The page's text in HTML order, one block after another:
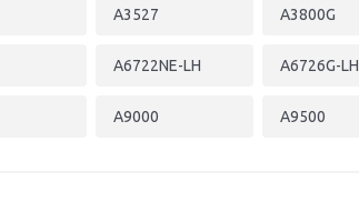
A3527 A3800G
A6722NE-LH A6726G-LH
A9000 A9500